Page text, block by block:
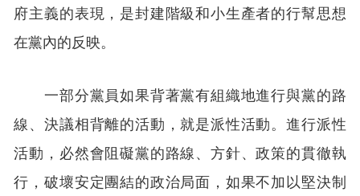
府主義的表現，是封建階級和小生產者的行幫思想
在黨內的反映。
一部分黨員如果背著黨有組織地進行與黨的路
線、決議相背離的活動，就是派性活動。進行派性
活動，必然會阻礙黨的路線、方針、政策的貫徹執
行，破壞安定團結的政治局面，如果不加以堅決制